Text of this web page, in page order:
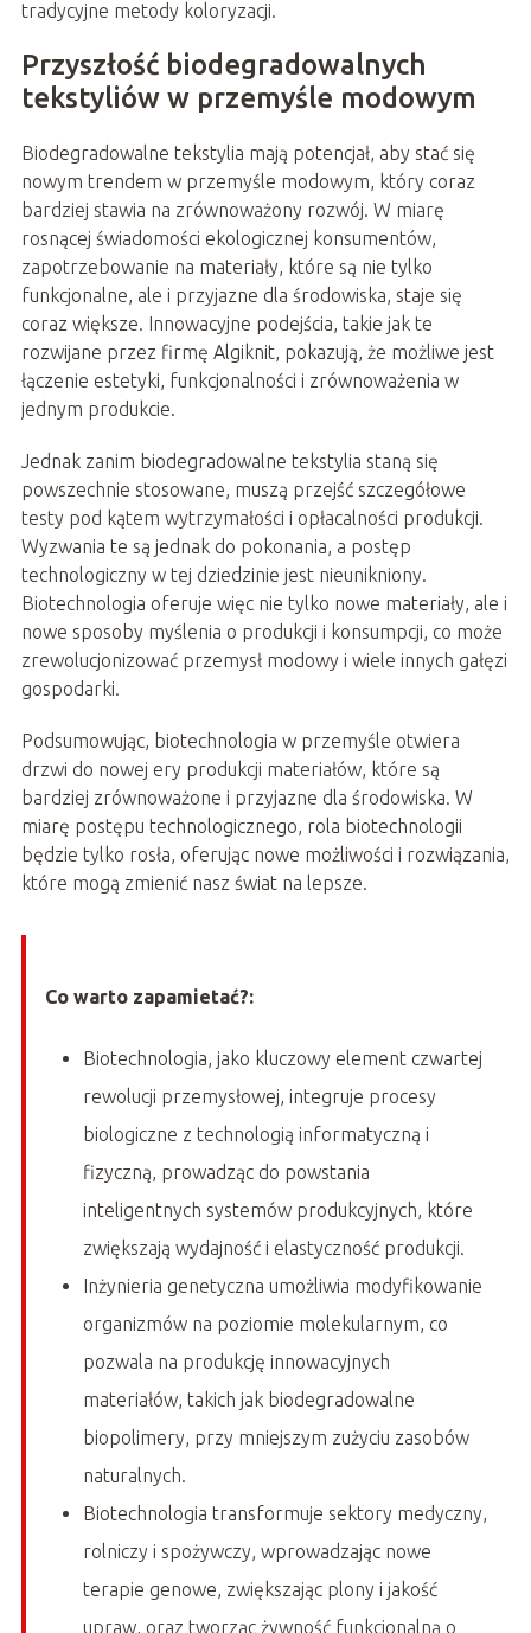
tradycyjne metody koloryzacji.
Przyszłość biodegradowalnych
tekstyliów w przemyśle modowym
Biodegradowalne tekstylia mają potencjał, aby stać się
nowym trendem w przemyśle modowym, który coraz
bardziej stawia na zrównoważony rozwój. W miarę
rosnącej świadomości ekologicznej konsumentów,
zapotrzebowanie na materiały, które są nie tylko
funkcjonalne, ale i przyjazne dla środowiska, staje się
coraz większe. Innowacyjne podejścia, takie jak te
rozwijane przez firmę Algiknit, pokazują, że możliwe jest
łączenie estetyki, funkcjonalności i zrównoważenia w
jednym produkcie.
Jednak zanim biodegradowalne tekstylia staną się
powszechnie stosowane, muszą przejść szczegółowe
testy pod kątem wytrzymałości i opłacalności produkcji.
Wyzwania te są jednak do pokonania, a postęp
technologiczny w tej dziedzinie jest nieunikniony.
Biotechnologia oferuje więc nie tylko nowe materiały, ale i
nowe sposoby myślenia o produkcji i konsumpcji, co może
zrewolucjonizować przemysł modowy i wiele innych gałęzi
gospodarki.
Podsumowując, biotechnologia w przemyśle otwiera
drzwi do nowej ery produkcji materiałów, które są
bardziej zrównoważone i przyjazne dla środowiska. W
miarę postępu technologicznego, rola biotechnologii
będzie tylko rosła, oferując nowe możliwości i rozwiązania,
które mogą zmienić nasz świat na lepsze.
Co warto zapamietać?:
Biotechnologia, jako kluczowy element czwartej
rewolucji przemysłowej, integruje procesy
biologiczne z technologią informatyczną i
fizyczną, prowadząc do powstania
inteligentnych systemów produkcyjnych, które
zwiększają wydajność i elastyczność produkcji.
Inżynieria genetyczna umożliwia modyfikowanie
organizmów na poziomie molekularnym, co
pozwala na produkcję innowacyjnych
materiałów, takich jak biodegradowalne
biopolimery, przy mniejszym zużyciu zasobów
naturalnych.
Biotechnologia transformuje sektory medyczny,
rolniczy i spożywczy, wprowadzając nowe
terapie genowe, zwiększając plony i jakość
upraw, oraz tworząc żywność funkcjonalną o